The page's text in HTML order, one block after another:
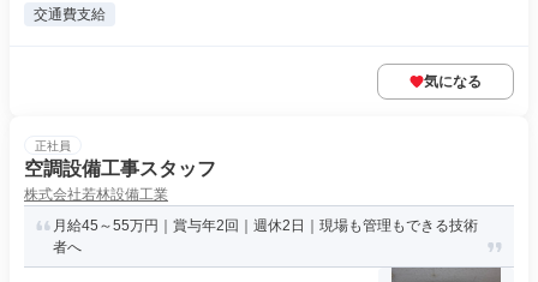
交通費支給
気になる
正社員
空調設備工事スタッフ
株式会社若林設備工業
月給45～55万円｜賞与年2回｜週休2日｜現場も管理もできる技術
者へ